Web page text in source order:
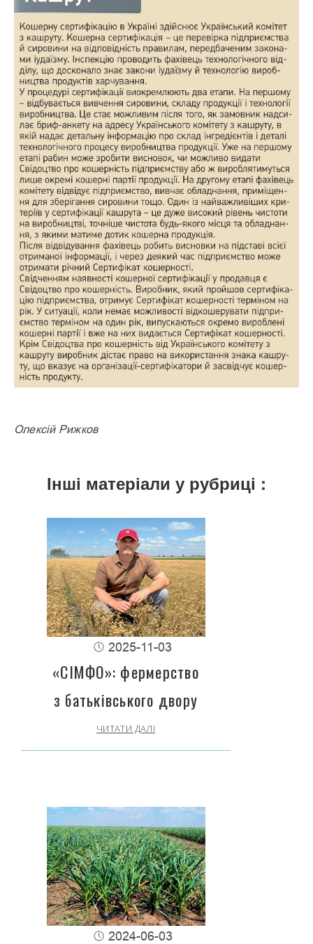
Олексій Рижков
Інші матеріали у рубриці :
2025-11-03
«СІМФО»: фермерство
з батьківського двору
ЧИТАТИ ДАЛІ
2024-06-03